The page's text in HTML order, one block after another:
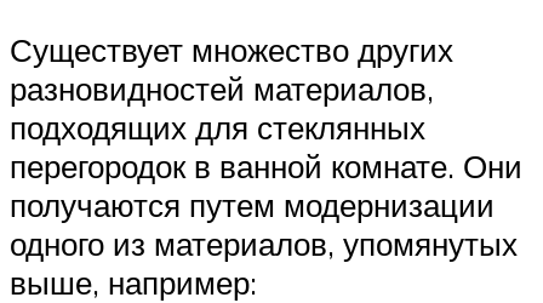
Существует множество других
разновидностей материалов,
подходящих для стеклянных
перегородок в ванной комнате. Они
получаются путем модернизации
одного из материалов, упомянутых
выше, например: